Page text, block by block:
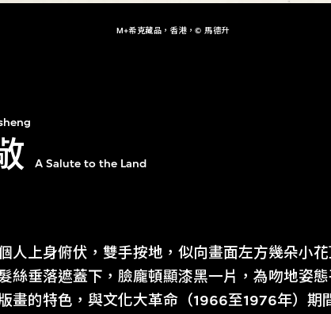
M+希克藏品，香港，© 馬德升
A Salute to the Land
人上身俯伏，雙手按地，似向畫面左方幾朵小
絲垂落遮蓋下，臉龐頓顯漆黑一片，為吻地姿
畫的特色，與文化大革命（1966至1976年）期